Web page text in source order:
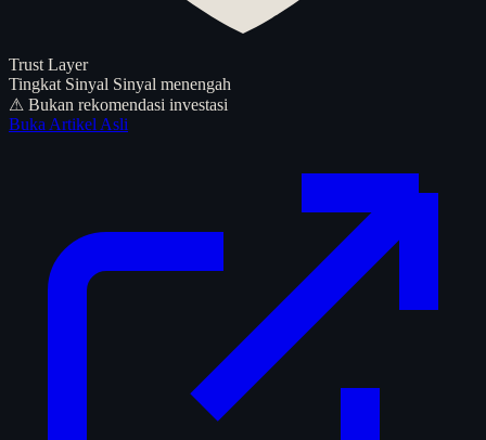
Trust Layer
Tingkat Sinyal Sinyal menengah
⚠ Bukan rekomendasi investasi
Buka Artikel Asli